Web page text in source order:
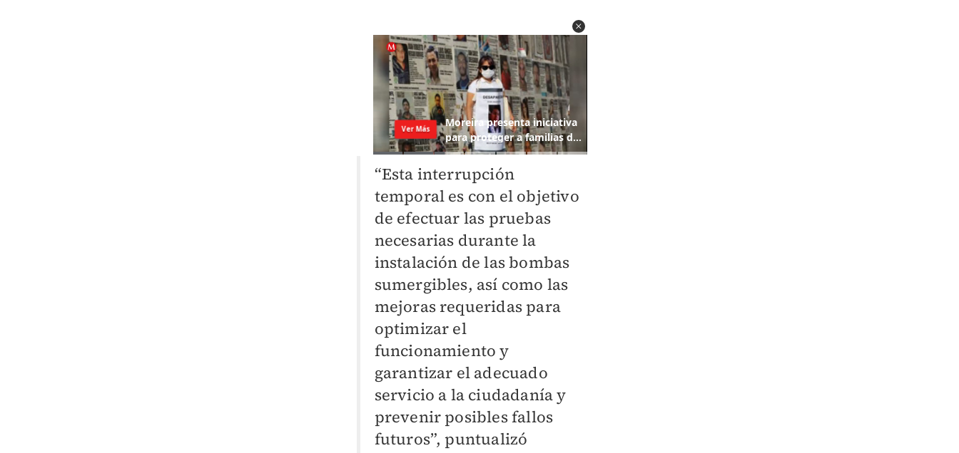
“Esta interrupción
temporal es con el objetivo
de efectuar las pruebas
necesarias durante la
instalación de las bombas
sumergibles, así como las
mejoras requeridas para
optimizar el
funcionamiento y
garantizar el adecuado
servicio a la ciudadanía y
prevenir posibles fallos
futuros”, puntualizó